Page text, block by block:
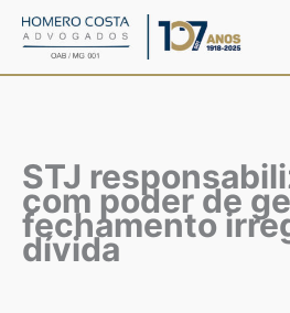
para
STJ
com poder de
fechamento
dívida